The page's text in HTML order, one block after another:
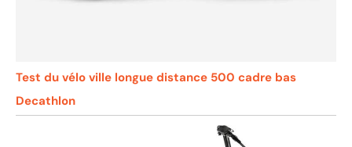
Test du vélo ville longue distance 500 cadre bas
Decathlon